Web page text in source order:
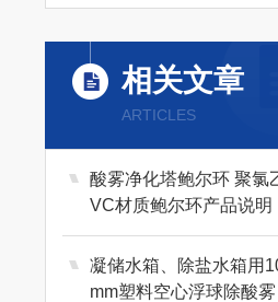
相关文章
ARTICLES
酸雾净化塔鲍尔环 聚氯
VC材质鲍尔环产品说明
凝储水箱、除盐水箱用
mm塑料空心浮球除酸雾